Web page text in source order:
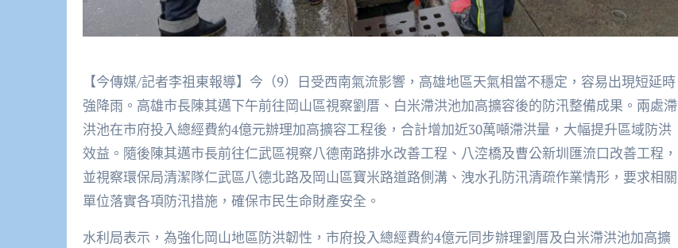
【今傳媒/記者李祖東報導】今（9）日受西南氣流影響，高雄地區天氣相當不穩定，容易出現短延時
強降雨。高雄市長陳其邁下午前往岡山區視察劉厝、白米滯洪池加高擴容後的防汛整備成果。兩處滯
洪池在市府投入總經費約4億元辦理加高擴容工程後，合計增加近30萬噸滯洪量，大幅提升區域防洪
效益。隨後陳其邁市長前往仁武區視察八德南路排水改善工程、八涳橋及曹公新圳匯流口改善工程，
並視察環保局清潔隊仁武區八德北路及岡山區寶米路道路側溝、洩水孔防汛清疏作業情形，要求相關
單位落實各項防汛措施，確保市民生命財產安全。
水利局表示，為強化岡山地區防洪韌性，市府投入總經費約4億元同步辦理劉厝及白米滯洪池加高擴